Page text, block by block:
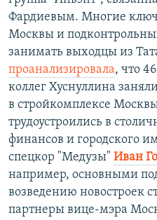
Фардиевым. Многие
Москвы и
занимать выходцы из
проанализировала, что
коллег Хуснуллина
в стройкомплексе
трудоустроились в
финансов и городского
спецкор "Медузы" Иван
например, основными
возведению новостроек
партнеры вице-мэра